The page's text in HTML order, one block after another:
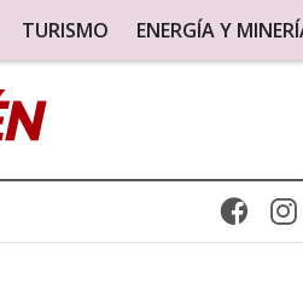
TURISMO ENERGÍA Y